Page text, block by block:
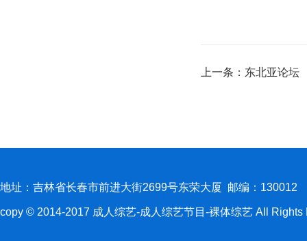
上一条： 东北亚论坛
地址：吉林省长春市前进大街2699号东荣大厦 邮编：130012
copy © 2014-2017 成人综艺-成人综艺节目-裸体综艺 All Rights